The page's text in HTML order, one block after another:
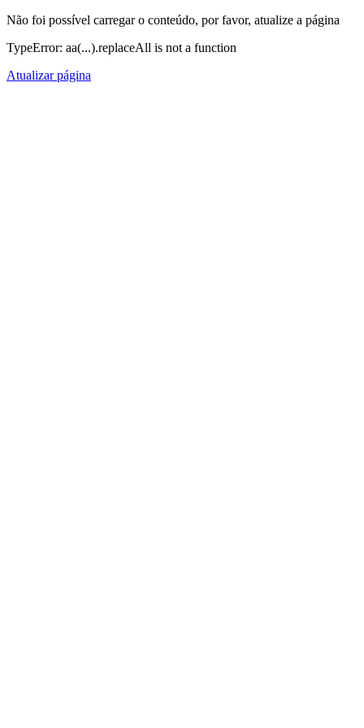
Não foi possível carregar o conteúdo, por favor, atualize a página
TypeError: aa(...).replaceAll is not a function
Atualizar página